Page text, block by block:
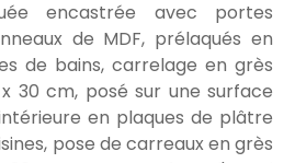
encastrée avec portes
de MDF, prélaqués en
de bains, carrelage en grès
30 cm, posé sur une surface
en plaques de plâtre
pose de carreaux en grès